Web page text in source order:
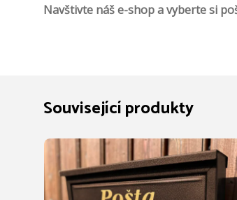
Navštivte náš e-shop a vyberte si
Související produkty